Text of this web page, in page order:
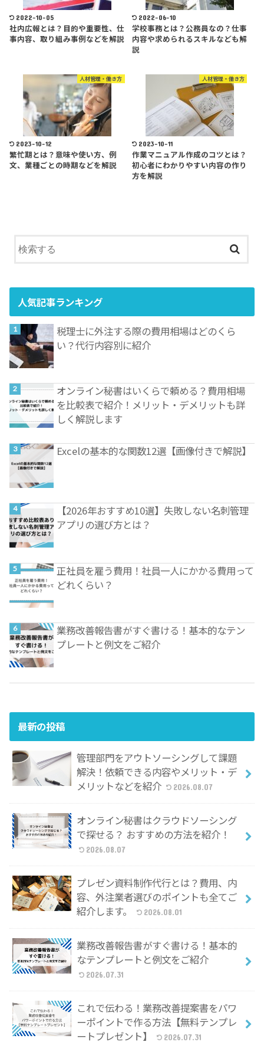
2022-10-05
社内広報とは？目的や重要性、仕
事内容、取り組み事例などを解説
2022-06-10
学校事務とは？公務員なの？仕事
内容や求められるスキルなども解
説
人材管理・働き方
2023-10-12
繁忙期とは？意味や使い方、例
文、業種ごとの時期などを解説
人材管理・働き方
2023-10-11
作業マニュアル作成のコツとは？
初心者にわかりやすい内容の作り
方を解説
人気記事ランキング
税理士に外注する際の費用相場はどのくら
い？代行内容別に紹介
オンライン秘書はいくらで頼める？費用相場
を比較表で紹介！メリット・デメリットも詳
しく解説します
Excelの基本的な関数12選【画像付きで解説】
【2026年おすすめ10選】失敗しない名刺管理
アプリの選び方とは？
正社員を雇う費用！社員一人にかかる費用って
どれくらい？
業務改善報告書がすぐ書ける！基本的なテン
プレートと例文をご紹介
最新の投稿
管理部門をアウトソーシングして課題
解決！依頼できる内容やメリット・デ
メリットなどを紹介
2026.08.07
オンライン秘書はクラウドソーシング
で探せる？ おすすめの方法を紹介！
2026.08.07
プレゼン資料制作代行とは？費用、内
容、外注業者選びのポイントも全てご
紹介します。
2026.08.01
業務改善報告書がすぐ書ける！基本的
なテンプレートと例文をご紹介
2026.07.31
これで伝わる！業務改善提案書をパワ
ーポイントで作る方法【無料テンプレ
ートプレゼント】
2026.07.31